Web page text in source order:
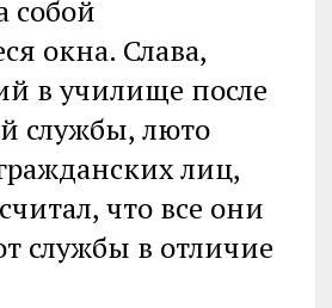
собой
окна. Слава,
в училище после
службы, люто
лиц,
что все они
службы в отличие